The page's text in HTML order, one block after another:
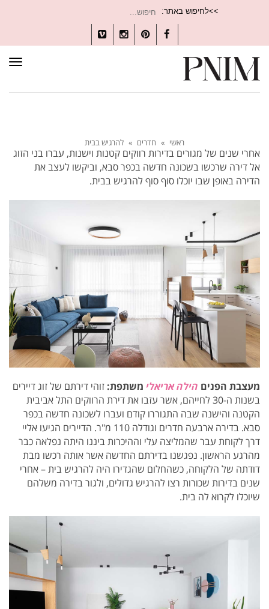
>>לחיפוש באתר:
עבור:
Facebook
Pinterest
Instagram
Vimeo
ראשי » חדרים » להרגיש בבית
אחרי שנים של מגורים בדירות רווקים קטנות וישנות, עברו בני הזוג
אל דירה שרכשו בשכונה חדשה בכפר סבא, וביקשו לעצב את
הדירה באופן שבו יוכלו סוף סוף להרגיש בבית.
מעצבת הפנים הילה אריאלי משתפת: זוהי דירתם של זוג דיירים
בשנות ה-30 לחייהם, אשר עזבו את דירת הרווקים התל אביבית
הקטנה והישנה שבה התגוררו קודם ועברו לשכונה חדשה בכפר
סבא. בדירה ארבעה חדרים וגודלה 110 מ"ר. הדיירים הגיעו אליי
דרך לקוחת עבר שהמליצה עלי וההיכרות ביננו היתה נפלאה כבר
מהרגע הראשון. נפגשנו בדירתם החדשה אשר אותה רכשו מבת
דודתה של הלקוחה, כשהחלום שהגדירו היה להרגיש בית – אחרי
שנים בדירות שכורות רצו להרגיש גדולים, ולגור בדירה משלהם
שיוכלו לקרוא לה בית.